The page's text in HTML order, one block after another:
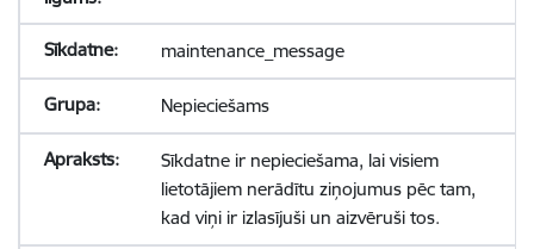
maintenance_message
Nepieciešams
Sīkdatne ir nepieciešama, lai visiem
lietotājiem nerādītu ziņojumus pēc tam,
kad viņi ir izlasījuši un aizvēruši tos.